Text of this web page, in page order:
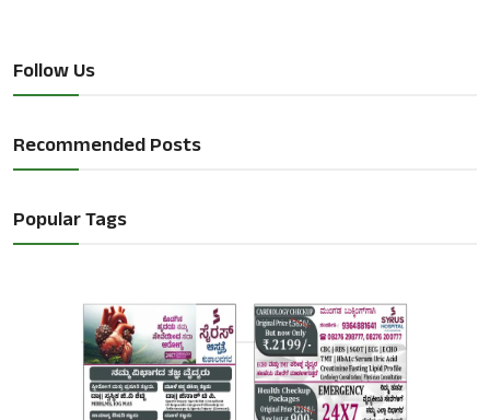
Follow Us
Recommended Posts
Popular Tags